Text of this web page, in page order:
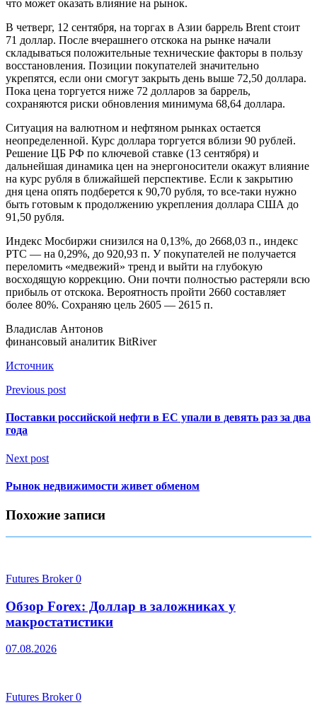
что может оказать влияние на рынок.
В четверг, 12 сентября, на торгах в Азии баррель Brent стоит
71 доллар. После вчерашнего отскока на рынке начали
складываться положительные технические факторы в пользу
восстановления. Позиции покупателей значительно
укрепятся, если они смогут закрыть день выше 72,50 доллара.
Пока цена торгуется ниже 72 долларов за баррель,
сохраняются риски обновления минимума 68,64 доллара.
Ситуация на валютном и нефтяном рынках остается
неопределенной. Курс доллара торгуется вблизи 90 рублей.
Решение ЦБ РФ по ключевой ставке (13 сентября) и
дальнейшая динамика цен на энергоносители окажут влияние
на курс рубля в ближайшей перспективе. Если к закрытию
дня цена опять подберется к 90,70 рубля, то все-таки нужно
быть готовым к продолжению укрепления доллара США до
91,50 рубля.
Индекс Мосбиржи снизился на 0,13%, до 2668,03 п., индекс
РТС — на 0,29%, до 920,93 п. У покупателей не получается
переломить «медвежий» тренд и выйти на глубокую
восходящую коррекцию. Они почти полностью растеряли всю
прибыль от отскока. Вероятность пройти 2660 составляет
более 80%. Сохраняю цель 2605 — 2615 п.
Владислав Антонов
финансовый аналитик BitRiver
Источник
Previous post
Поставки российской нефти в ЕС упали в девять раз за два
года
Next post
Рынок недвижимости живет обменом
Похожие записи
Futures Broker0
Обзор Forex: Доллар в заложниках у
макростатистики
07.08.2026
Futures Broker0